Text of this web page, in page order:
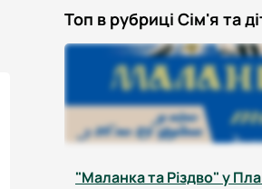
Топ в рубриці Сім'я та
"Маланка та Різдво" у